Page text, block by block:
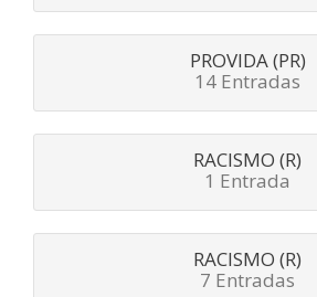
PROVIDA (PR)
14 Entradas
RACISMO (R)
1 Entrada
RACISMO (R)
7 Entradas